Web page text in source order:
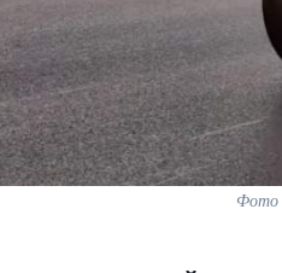
Фото